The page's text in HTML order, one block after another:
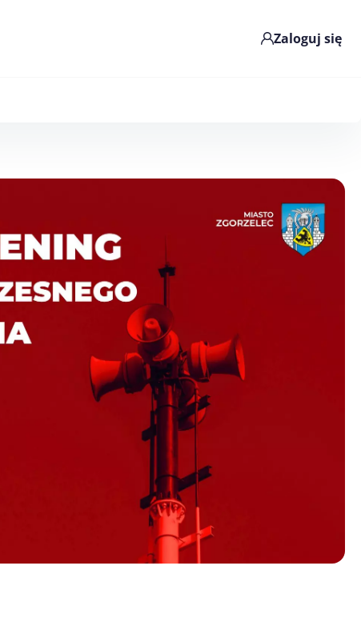
Zaloguj się